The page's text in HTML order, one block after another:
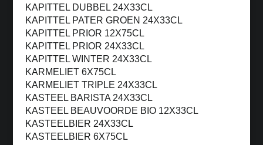
KAPITTEL DUBBEL 24X33CL
KAPITTEL PATER GROEN 24X33CL
KAPITTEL PRIOR 12X75CL
KAPITTEL PRIOR 24X33CL
KAPITTEL WINTER 24X33CL
KARMELIET 6X75CL
KARMELIET TRIPLE 24X33CL
KASTEEL BARISTA 24X33CL
KASTEEL BEAUVOORDE BIO 12X33CL
KASTEELBIER 24X33CL
KASTEELBIER 6X75CL